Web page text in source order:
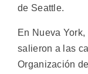
de Seattle.
En Nueva
salieron a las
Organización